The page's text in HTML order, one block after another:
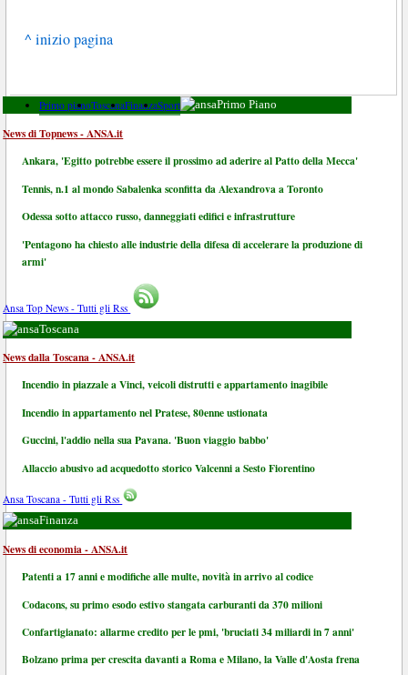
^ inizio pagina
Primo pianoToscanaFinanzaSport Primo Piano
News di Topnews - ANSA.it
Ankara, 'Egitto potrebbe essere il prossimo ad aderire al Patto della Mecca'
Tennis, n.1 al mondo Sabalenka sconfitta da Alexandrova a Toronto
Odessa sotto attacco russo, danneggiati edifici e infrastrutture
'Pentagono ha chiesto alle industrie della difesa di accelerare la produzione di
armi'
Ansa Top News - Tutti gli Rss
Toscana
News dalla Toscana - ANSA.it
Incendio in piazzale a Vinci, veicoli distrutti e appartamento inagibile
Incendio in appartamento nel Pratese, 80enne ustionata
Guccini, l'addio nella sua Pavana. 'Buon viaggio babbo'
Allaccio abusivo ad acquedotto storico Valcenni a Sesto Fiorentino
Ansa Toscana - Tutti gli Rss
Finanza
News di economia - ANSA.it
Patenti a 17 anni e modifiche alle multe, novità in arrivo al codice
Codacons, su primo esodo estivo stangata carburanti da 370 milioni
Confartigianato: allarme credito per le pmi, 'bruciati 34 miliardi in 7 anni'
Bolzano prima per crescita davanti a Roma e Milano, la Valle d'Aosta frena